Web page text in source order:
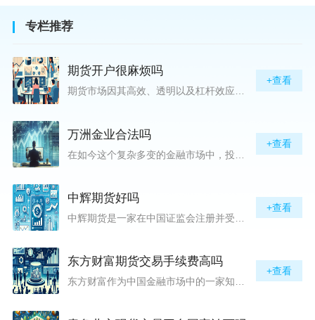
专栏推荐
期货开户很麻烦吗
期货市场因其高效、透明以及杠杆效应而吸引着众多投资者的目光，但对初入此市场的新手而言，最初的一步——开户，往往充满了疑惑与顾虑，“期货开户很麻烦吗？”这是许多人的疑问。首先要明确的是，在中国进行期货交易需要通过正规的期货公司来开立账户。期货公司作为专业的金融服务机构，能够提供期货交易进出、风险管理等服务。因监管要求严格，期货开户过程中涉及到的身份验证、风险评估等步骤确实比较繁琐，但这些都是为了保护投资者的利益而设定的。开户流程一般包括：选择期货公司、提交个人资料进行身份验证、
+查看
万洲金业合法吗
+查看
中辉期货好吗
+查看
东方财富期货交易手续费高吗
+查看